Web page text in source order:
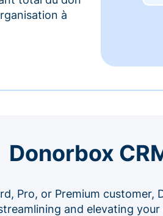
à
Donorbox
Pro, or Premium customer,
and elevating